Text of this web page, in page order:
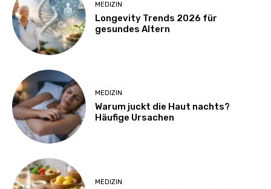
MEDIZIN
Longevity Trends 2026 für
gesundes Altern
MEDIZIN
Warum juckt die Haut nachts?
Häufige Ursachen
MEDIZIN